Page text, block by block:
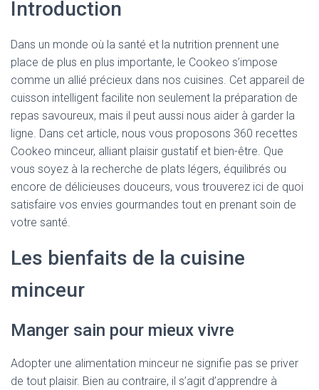
Introduction
Dans un monde où la santé et la nutrition prennent une
place de plus en plus importante, le Cookeo s’impose
comme un allié précieux dans nos cuisines. Cet appareil de
cuisson intelligent facilite non seulement la préparation de
repas savoureux, mais il peut aussi nous aider à garder la
ligne. Dans cet article, nous vous proposons 360 recettes
Cookeo minceur, alliant plaisir gustatif et bien-être. Que
vous soyez à la recherche de plats légers, équilibrés ou
encore de délicieuses douceurs, vous trouverez ici de quoi
satisfaire vos envies gourmandes tout en prenant soin de
votre santé.
Les bienfaits de la cuisine
minceur
Manger sain pour mieux vivre
Adopter une alimentation minceur ne signifie pas se priver
de tout plaisir. Bien au contraire, il s’agit d’apprendre à